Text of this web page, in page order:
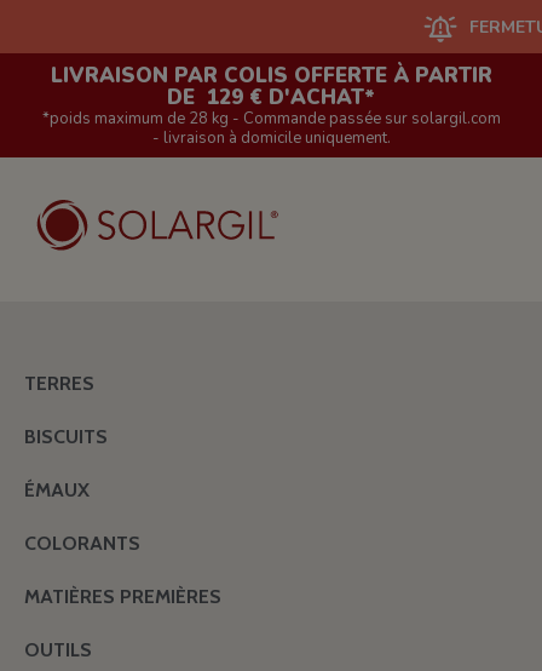
FERMETURE
LIVRAISON PAR COLIS OFFERTE À PARTIR
DE 129 € D'ACHAT*
*poids maximum de 28 kg - Commande passée sur solargil.com
- livraison à domicile uniquement.
TERRES
BISCUITS
ÉMAUX
COLORANTS
MATIÈRES PREMIÈRES
OUTILS